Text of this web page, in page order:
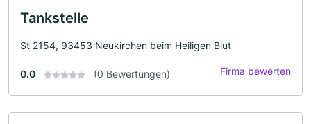
Tankstelle
St 2154, 93453 Neukirchen beim Heiligen Blut
0.0 (0 Bewertungen) Firma bewerten